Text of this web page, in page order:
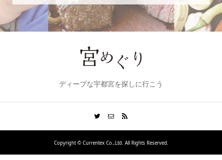
ディープな宇都宮を探しに行こう
Copyright ©Currentex Co.,Ltd. All Rights Reserved.